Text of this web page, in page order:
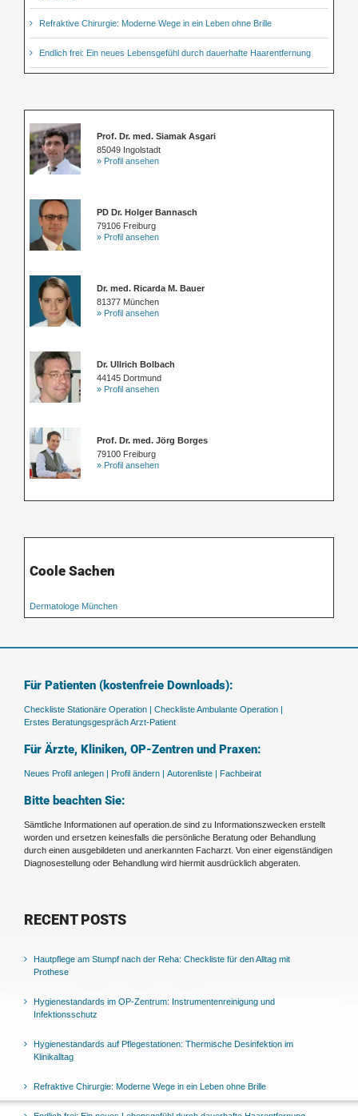
Refraktive Chirurgie: Moderne Wege in ein Leben ohne Brille
Endlich frei: Ein neues Lebensgefühl durch dauerhafte Haarentfernung
Prof. Dr. med. Siamak Asgari
85049 Ingolstadt
» Profil ansehen
PD Dr. Holger Bannasch
79106 Freiburg
» Profil ansehen
Dr. med. Ricarda M. Bauer
81377 München
» Profil ansehen
Dr. Ullrich Bolbach
44145 Dortmund
» Profil ansehen
Prof. Dr. med. Jörg Borges
79100 Freiburg
» Profil ansehen
Coole Sachen
Dermatologe München
Für Patienten (kostenfreie Downloads):
Checkliste Stationäre Operation | Checkliste Ambulante Operation |
Erstes Beratungsgespräch Arzt-Patient
Für Ärzte, Kliniken, OP-Zentren und Praxen:
Neues Profil anlegen | Profil ändern | Autorenliste | Fachbeirat
Bitte beachten Sie:
Sämtliche Informationen auf operation.de sind zu Informationszwecken erstellt
worden und ersetzen keinesfalls die persönliche Beratung oder Behandlung
durch einen ausgebildeten und anerkannten Facharzt. Von einer eigenständigen
Diagnosestellung oder Behandlung wird hiermit ausdrücklich abgeraten.
RECENT POSTS
Hautpflege am Stumpf nach der Reha: Checkliste für den Alltag mit
Prothese
Hygienestandards im OP-Zentrum: Instrumentenreinigung und
Infektionsschutz
Hygienestandards auf Pflegestationen: Thermische Desinfektion im
Klinikalltag
Refraktive Chirurgie: Moderne Wege in ein Leben ohne Brille